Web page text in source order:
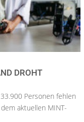
DROHT
Personen fehlen
aktuellen MINT-